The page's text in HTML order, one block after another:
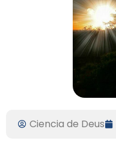
Ciencia de Deus